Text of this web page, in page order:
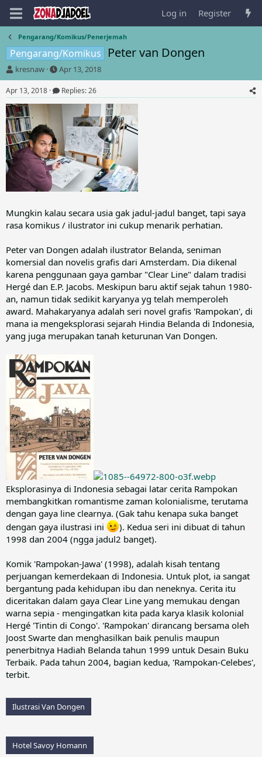
Log in Register
Pengarang/Komikus/Penerjemah
Pengarang/Komikus Peter van Dongen
T
h
r
e
a
d
s
t
a
r
t
r
kresnaw
S
t
a
r
d
e
Apr 13, 2018
Apr 13, 2018 Replies: 26
Mungkin kalau secara usia gak jadul-jadul banget, tapi saya
rasa komikus / ilustrator ini cukup menarik perhatian.
Peter van Dongen adalah ilustrator Belanda, seniman
komersial dan novelis grafis dari Amsterdam. Dia dikenal
karena penggunaan gaya gambar "Clear Line" dalam tradisi
Hergé dan E.P. Jacobs. Meskipun baru aktif sejak tahun 1980-
an, namun tidak sedikit karyanya yg telah memperoleh
award. Mahakaryanya adalah seri novel grafis 'Rampokan', di
mana ia mengeksplorasi sejarah Hindia Belanda di Indonesia,
yang juga merupakan tanah keturunan Van Dongen.
Eksplorasinya di Indonesia sebagai latar cerita Rampokan
membangkitkan romantisme zaman kolonialisme, terutama
dengan gaya line clearnya. (Gak tahu kenapa suka banget
dengan gaya ilustrasi ini
). Kedua seri ini dibuat di tahun
1998 dan 2004 (ngga jadul2 banget).
Komik 'Rampokan-Jawa' (1998), adalah kisah tentang
perjuangan kemerdekaan di Indonesia. Untuk plot, ia sangat
bergantung pada kehidupan ibu dan neneknya. Cerita itu
diceritakan dalam gaya Clear Line yang memukau dengan
warna sepia - mengingatkan kita pada karya klasik kolonial
Hergé 'Tintin di Congo'. 'Rampokan' dirancang bersama oleh
Joost Swarte dan menghasilkan baik penulis maupun
penerbitnya Hadiah Belanda tahun 1999 untuk Desain Buku
Terbaik. Pada tahun 2004, bagian kedua, 'Rampokan-Celebes',
terbit.
Ilustrasi Van Dongen
Hotel Savoy Homann